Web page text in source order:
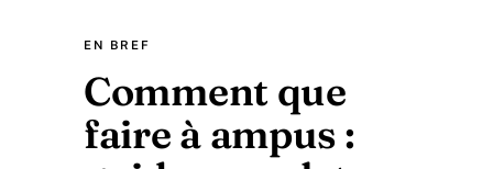
EN BREF
Comment que
faire à ampus :